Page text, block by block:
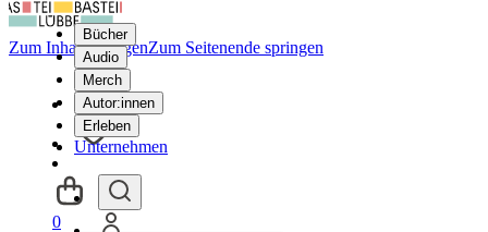
Bücher
Audio
Merch
Autor:innen
Erleben
Unternehmen
Zum Inhalt springenZum Seitenende springen
0